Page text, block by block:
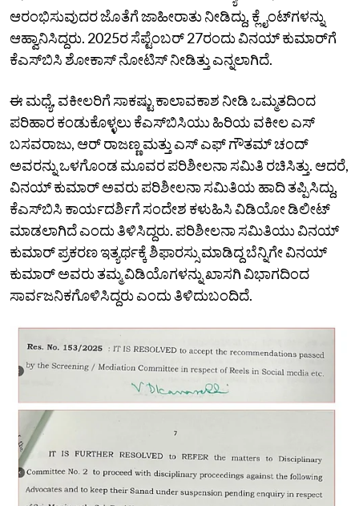
ಆರಂಭಿಸುವುದರ ಜೊತೆಗೆ ಜಾಹೀರಾತು ನೀಡಿದ್ದು, ಕ್ಲೈಂಟ್‌ಗಳನ್ನು
ಆಹ್ವಾನಿಸಿದ್ದರು. 2025ರ ಸೆಪ್ಟೆಂಬರ್‌ 27ರಂದು ವಿನಯ್‌ ಕುಮಾರ್‌ಗೆ
ಕೆಎಸ್‌ಬಿಸಿ ಶೋಕಾಸ್‌ ನೋಟಿಸ್‌ ನೀಡಿತ್ತು ಎನ್ನಲಾಗಿದೆ.
ಈ ಮಧ್ಯೆ, ವಕೀಲರಿಗೆ ಸಾಕಷ್ಟು ಕಾಲಾವಕಾಶ ನೀಡಿ ಒಮ್ಮತದಿಂದ
ಪರಿಹಾರ ಕಂಡುಕೊಳ್ಳಲು ಕೆಎಸ್‌ಬಿಸಿಯು ಹಿರಿಯ ವಕೀಲ ಎಸ್‌
ಬಸವರಾಜು, ಆರ್‌ ರಾಜಣ್ಣ ಮತ್ತು ಎಸ್‌ ಎಫ್‌ ಗೌತಮ್‌ ಚಂದ್‌
ಅವರನ್ನು ಒಳಗೊಂಡ ಮೂವರ ಪರಿಶೀಲನಾ ಸಮಿತಿ ರಚಿಸಿತ್ತು. ಆದರೆ,
ವಿನಯ್‌ ಕುಮಾರ್‌ ಅವರು ಪರಿಶೀಲನಾ ಸಮಿತಿಯ ಹಾದಿ ತಪ್ಪಿಸಿದ್ದು,
ಕೆಎಸ್‌ಬಿಸಿ ಕಾರ್ಯದರ್ಶಿಗೆ ಸಂದೇಶ ಕಳುಹಿಸಿ ವಿಡಿಯೋ ಡಿಲೀಟ್‌
ಮಾಡಲಾಗಿದೆ ಎಂದು ತಿಳಿಸಿದ್ದರು. ಪರಿಶೀಲನಾ ಸಮಿತಿಯು ವಿನಯ್‌
ಕುಮಾರ್‌ ಪ್ರಕರಣ ಇತ್ಯರ್ಥಕ್ಕೆ ಶಿಫಾರಸ್ಸು ಮಾಡಿದ್ದ ಬೆನ್ನಿಗೇ ವಿನಯ್‌
ಕುಮಾರ್‌ ಅವರು ತಮ್ಮ ವಿಡಿಯೊಗಳನ್ನು ಖಾಸಗಿ ವಿಭಾಗದಿಂದ
ಸಾರ್ವಜನಿಕಗೊಳಿಸಿದ್ದರು ಎಂದು ತಿಳಿದುಬಂದಿದೆ.